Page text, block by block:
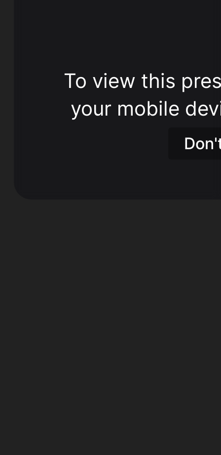
To view this
your mobile